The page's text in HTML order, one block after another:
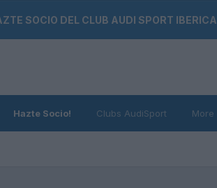
SOCIO DEL CLUB AUDI SPORT IBERICA
Hazte Socio! Clubs AudiSport More